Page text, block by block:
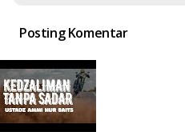
Posting Komentar